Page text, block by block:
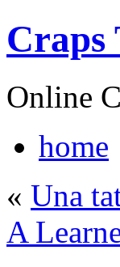
Craps
Online
home
« Una
A